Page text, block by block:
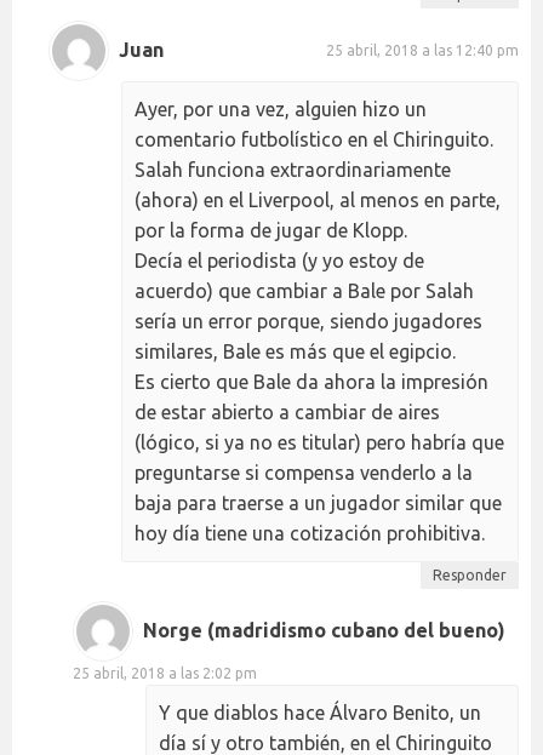
Juan 25 abril, 2018 a las 12:40 pm
Ayer, por una vez, alguien hizo un
comentario futbolístico en el Chiringuito.
Salah funciona extraordinariamente
(ahora) en el Liverpool, al menos en parte,
por la forma de jugar de Klopp.
Decía el periodista (y yo estoy de
acuerdo) que cambiar a Bale por Salah
sería un error porque, siendo jugadores
similares, Bale es más que el egipcio.
Es cierto que Bale da ahora la impresión
de estar abierto a cambiar de aires
(lógico, si ya no es titular) pero habría que
preguntarse si compensa venderlo a la
baja para traerse a un jugador similar que
hoy día tiene una cotización prohibitiva.
Responder
Norge (madridismo cubano del bueno)
25 abril, 2018 a las 2:02 pm
Y que diablos hace Álvaro Benito, un
día sí y otro también, en el Chiringuito